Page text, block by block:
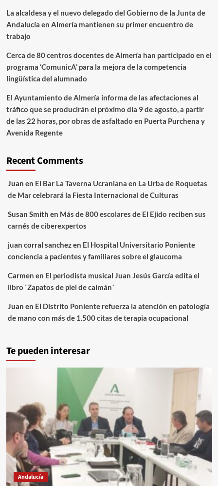
La alcaldesa y el nuevo delegado del Gobierno de la Junta de
Andalucía en Almería mantienen su primer encuentro de
trabajo
Cerca de 80 centros docentes de Almería han participado en el
programa ‘ComunicA’ para la mejora de la competencia
lingüística del alumnado
El Ayuntamiento de Almería informa de las afectaciones al
tráfico que se producirán el próximo día 9 de agosto, a partir
de las 22 horas, por obras de asfaltado en Puerta Purchena y
Avenida Regente
Recent Comments
Juan en El Bar La Taverna Ucraniana en La Urba de Roquetas
de Mar celebrará la Fiesta Internacional de Culturas
Susan Smith en Más de 800 escolares de El Ejido reciben sus
carnés de ciberexpertos
juan corral sanchezen El Hospital Universitario Poniente
conciencia a pacientes y familiares sobre el glaucoma
Carmen en El periodista musical Juan Jesús García edita el
libro `Zapatos de piel de caimán´
Juan en El Distrito Poniente refuerza la atención en patología
de mano con más de 1.500 citas de terapia ocupacional
Te pueden interesar
Andalucía